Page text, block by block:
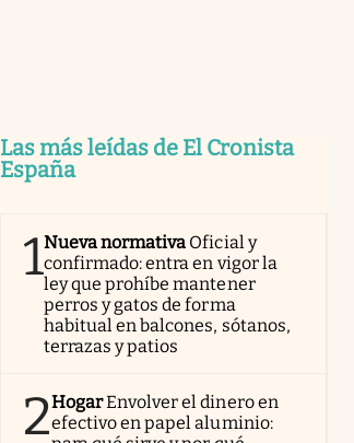
Las más leídas de El Cronista
España
1Nueva normativa Oficial y
confirmado: entra en vigor la
ley que prohíbe mantener
perros y gatos de forma
habitual en balcones, sótanos,
terrazas y patios
2HogarEnvolver el dinero en
efectivo en papel aluminio: